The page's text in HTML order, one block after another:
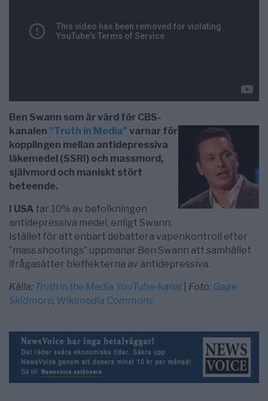
Ben Swann som är värd för CBS-
kanalen ”Truth in Media” varnar för
kopplingen mellan antidepressiva
läkemedel (SSRI) och massmord,
självmord och maniskt stört
beteende.
I USA tar 10% av befolkningen
antidepressiva medel, enligt Swann.
Istället för att enbart debattera vapenkontroll efter
”mass shootings” uppmanar Ben Swann att samhället
ifrågasätter bieffekterna av antidepressiva.
Källa: Truth in the Media YouTube-kanal Foto: Gage
Skidmore, Wikimedia Commons